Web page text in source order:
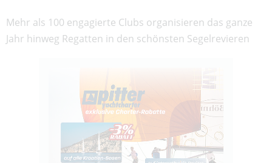
Mehr als 100 engagierte Clubs organisieren das ganze
Jahr hinweg Regatten in den schönsten Segelrevieren